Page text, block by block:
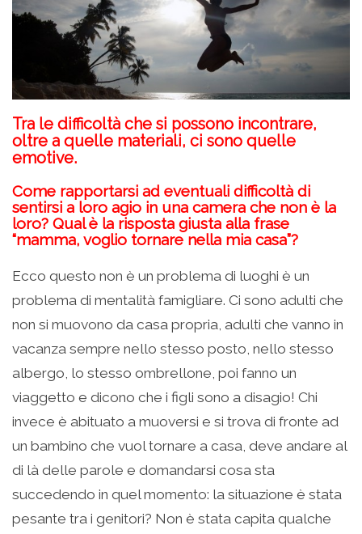
Tra le difficoltà che si possono incontrare,
oltre a quelle materiali, ci sono quelle
emotive.
Come rapportarsi ad eventuali difficoltà di
sentirsi a loro agio in una camera che non è la
loro? Qual è la risposta giusta alla frase
“mamma, voglio tornare nella mia casa”?
Ecco questo non è un problema di luoghi è un
problema di mentalità famigliare. Ci sono adulti che
non si muovono da casa propria, adulti che vanno in
vacanza sempre nello stesso posto, nello stesso
albergo, lo stesso ombrellone, poi fanno un
viaggetto e dicono che i figli sono a disagio! Chi
invece è abituato a muoversi e si trova di fronte ad
un bambino che vuol tornare a casa, deve andare al
di là delle parole e domandarsi cosa sta
succedendo in quel momento: la situazione è stata
pesante tra i genitori? Non è stata capita qualche